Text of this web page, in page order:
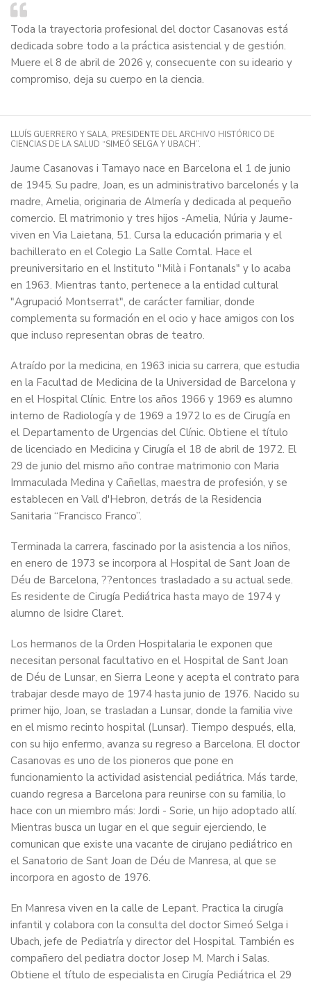
Toda la trayectoria profesional del doctor Casanovas está
dedicada sobre todo a la práctica asistencial y de gestión.
Muere el 8 de abril de 2026 y, consecuente con su ideario y
compromiso, deja su cuerpo en la ciencia.
LLUÍS GUERRERO Y SALA, PRESIDENTE DEL ARCHIVO HISTÓRICO DE
CIENCIAS DE LA SALUD “SIMEÓ SELGA Y UBACH”.
Jaume Casanovas i Tamayo nace en Barcelona el 1 de junio
de 1945. Su padre, Joan, es un administrativo barcelonés y la
madre, Amelia, originaria de Almería y dedicada al pequeño
comercio. El matrimonio y tres hijos -Amelia, Núria y Jaume-
viven en Via Laietana, 51. Cursa la educación primaria y el
bachillerato en el Colegio La Salle Comtal. Hace el
preuniversitario en el Instituto "Milà i Fontanals" y lo acaba
en 1963. Mientras tanto, pertenece a la entidad cultural
"Agrupació Montserrat", de carácter familiar, donde
complementa su formación en el ocio y hace amigos con los
que incluso representan obras de teatro.
Atraído por la medicina, en 1963 inicia su carrera, que estudia
en la Facultad de Medicina de la Universidad de Barcelona y
en el Hospital Clínic. Entre los años 1966 y 1969 es alumno
interno de Radiología y de 1969 a 1972 lo es de Cirugía en
el Departamento de Urgencias del Clínic. Obtiene el título
de licenciado en Medicina y Cirugía el 18 de abril de 1972. El
29 de junio del mismo año contrae matrimonio con Maria
Immaculada Medina y Cañellas, maestra de profesión, y se
establecen en Vall d'Hebron, detrás de la Residencia
Sanitaria “Francisco Franco”.
Terminada la carrera, fascinado por la asistencia a los niños,
en enero de 1973 se incorpora al Hospital de Sant Joan de
Déu de Barcelona, ??entonces trasladado a su actual sede.
Es residente de Cirugía Pediátrica hasta mayo de 1974 y
alumno de Isidre Claret.
Los hermanos de la Orden Hospitalaria le exponen que
necesitan personal facultativo en el Hospital de Sant Joan
de Déu de Lunsar, en Sierra Leone y acepta el contrato para
trabajar desde mayo de 1974 hasta junio de 1976. Nacido su
primer hijo, Joan, se trasladan a Lunsar, donde la familia vive
en el mismo recinto hospital (Lunsar). Tiempo después, ella,
con su hijo enfermo, avanza su regreso a Barcelona. El doctor
Casanovas es uno de los pioneros que pone en
funcionamiento la actividad asistencial pediátrica. Más tarde,
cuando regresa a Barcelona para reunirse con su familia, lo
hace con un miembro más: Jordi - Sorie, un hijo adoptado allí.
Mientras busca un lugar en el que seguir ejerciendo, le
comunican que existe una vacante de cirujano pediátrico en
el Sanatorio de Sant Joan de Déu de Manresa, al que se
incorpora en agosto de 1976.
En Manresa viven en la calle de Lepant. Practica la cirugía
infantil y colabora con la consulta del doctor Simeó Selga i
Ubach, jefe de Pediatría y director del Hospital. También es
compañero del pediatra doctor Josep M. March i Salas.
Obtiene el título de especialista en Cirugía Pediátrica el 29